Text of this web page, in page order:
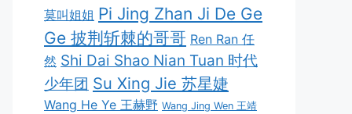
莫叫姐姐 Pi Jing Zhan Ji De Ge
Ge 披荆斩棘的哥哥 Ren Ran 任
然 Shi Dai Shao Nian Tuan 时代
少年团 Su Xing Jie 苏星婕
Wang He Ye 王赫野 Wang Jing Wen 王靖